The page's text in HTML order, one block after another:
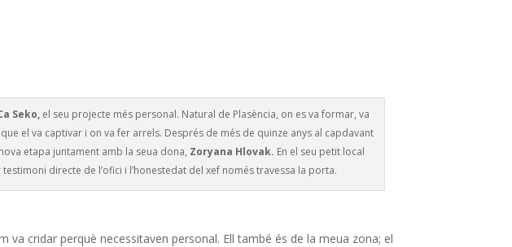
Seko, el seu projecte més personal. Natural de Plasència, on es va formar, va
el va captivar i on va fer arrels. Després de més de quinze anys al capdavant
etapa juntament amb la seua dona, Zoryana Hlovak. En el seu petit local
directe de l’ofici i l’honestedat del xef només travessa la porta.
cridar perquè necessitaven personal. Ell també és de la meua zona; el